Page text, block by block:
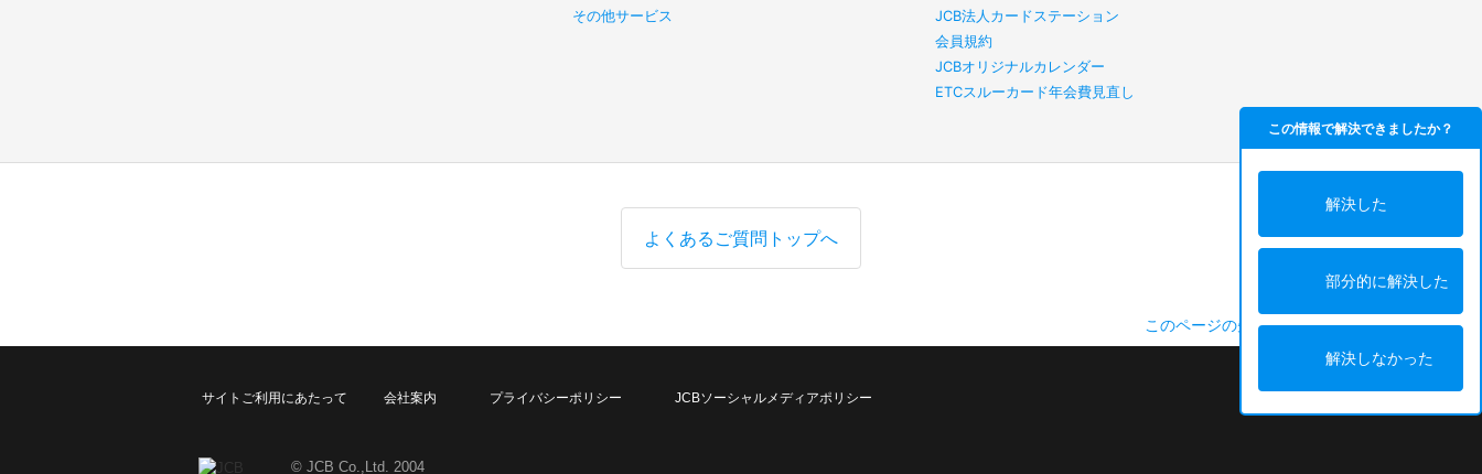
その他サービス
JCB法人カードステーション
会員規約
JCBオリジナルカレンダー
ETCスルーカード年会費見直し
よくあるご質問トップへ
この情報で解決できましたか？
解決した
部分的に解決した
解決しなかった
このページの先頭へ
サイトご利用にあたって 会社案内 プライバシーポリシー JCBソーシャルメディアポリシー
© JCB Co.,Ltd. 2004